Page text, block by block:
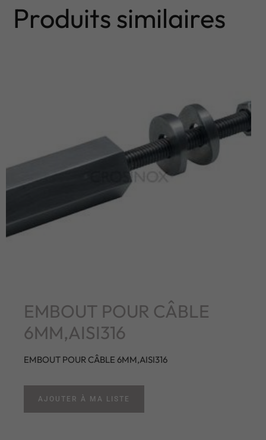
Produits similaires
EMBOUT POUR CÂBLE
6MM,AISI316
EMBOUT POUR CÂBLE 6MM,AISI316
AJOUTER À MA LISTE